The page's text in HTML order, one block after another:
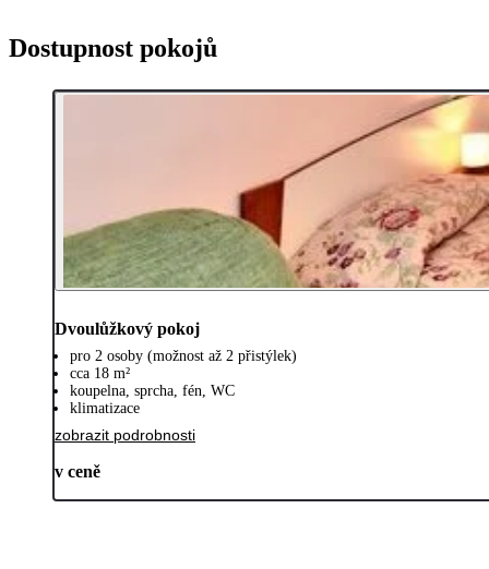
Dostupnost pokojů
Dvoulůžkový pokoj
pro 2 osoby (možnost až 2 přistýlek)
cca 18 m²
koupelna, sprcha, fén, WC
klimatizace
zobrazit podrobnosti
v ceně